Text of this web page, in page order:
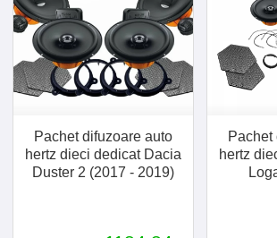
Pachet difuzoare auto
hertz dieci dedicat Dacia
Duster 2 (2017 - 2019)
Pachet
hertz